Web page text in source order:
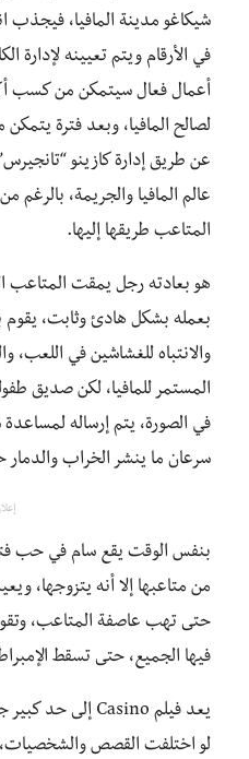
شيكاغو مدينة المافيا، فيجذب
في الأرقام ويتم تعيينه لإدارة
أعمال فعال سيتمكن من كسب
لصالح المافيا، وبعد فترة
عن طريق إدارة كازينو
عالم المافيا والجريمة،
المتاعب طريقها إليها.
هو بعادته رجل يمقت المتاعب
بعمله بشكل هادئ وثابت، يقوم
والانتباه للغشاشين في اللعب،
المستمر للمافيا، لكن صديق
في الصورة، يتم إرساله
سرعان ما ينشر الخراب والدمار
بنفس الوقت يقع سام في حب
من متاعبها إلا أنه يتزوجها،
حتى تهب عاصفة المتاعب،
فيها الجميع، حتى تسقط
لو اختلفت القصص والشخصيات،